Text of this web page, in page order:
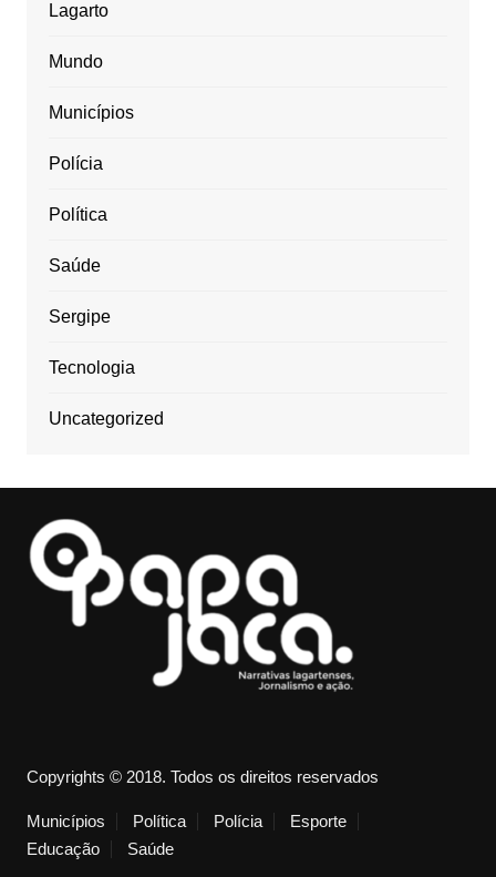
Lagarto
Mundo
Municípios
Polícia
Política
Saúde
Sergipe
Tecnologia
Uncategorized
Copyrights © 2018. Todos os direitos reservados
Municípios Política Polícia
Esporte
Educação
Saúde